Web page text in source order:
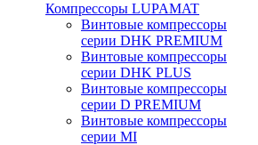
Компрессоры LUPAMAT
Винтовые компрессоры
серии DHK PREMIUM
Винтовые компрессоры
серии DHK PLUS
Винтовые компрессоры
серии D PREMIUM
Винтовые компрессоры
серии MI